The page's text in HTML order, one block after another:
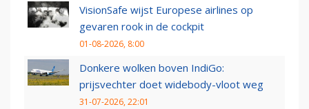
VisionSafe wijst Europese airlines op
gevaren rook in de cockpit
01-08-2026, 8:00
Donkere wolken boven IndiGo:
prijsvechter doet widebody-vloot weg
31-07-2026, 22:01